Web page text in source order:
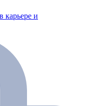
карьере и